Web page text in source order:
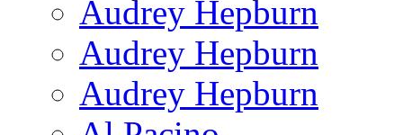
Audrey Hepburn
Audrey Hepburn
Audrey Hepburn